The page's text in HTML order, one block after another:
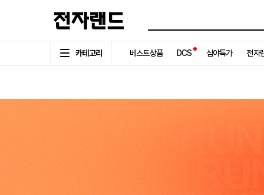
카테고리 베스트상품 DCS 심야특가 전자